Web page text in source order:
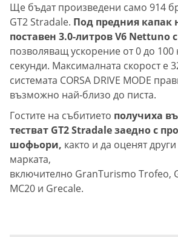
Ще бъдат произведени само 914
GT2 Stradale. Под предния капак
поставен 3.0-литров V6 Nettuno с
позволяващ ускорение от 0 до 100
секунди. Максималната скорост е
системата CORSA DRIVE MODE
възможно най-близо до писта.
Гостите на събитието получиха
тестват GT2 Stradale заедно с
шофьори, както и да оценят
марката,
включително GranTurismo Trofeo,
MC20 и Grecale.